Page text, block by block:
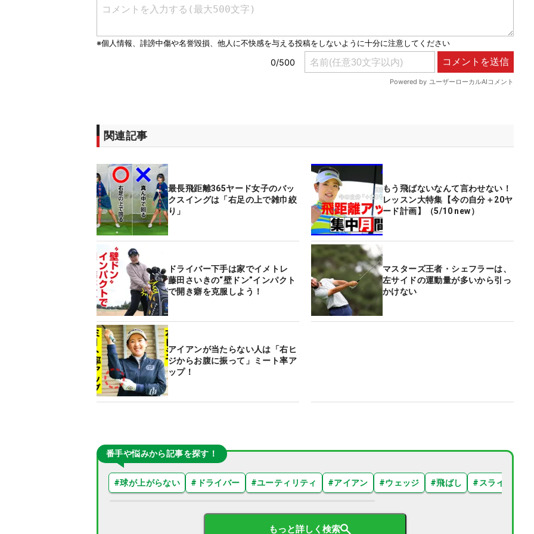
関連記事
最長飛距離365ヤード女子のバッ
クスイングは「右足の上で雑巾絞
り」
もう飛ばないなんて言わせない！
レッスン大特集【今の自分＋20ヤ
ード計画】（5/10 new）
ドライバー下手は家でイメトレ
藤田さいきの“壁ドン”インパクト
で開き癖を克服しよう！
マスターズ王者・シェフラーは、
左サイドの運動量が多いから引っ
かけない
アイアンが当たらない人は「右ヒ
ジからお腹に振って」ミート率ア
ップ！
番手や悩みから記事を探す！
#球が上がらない # ドライバー #ユーティリティ #アイアン #ウェッジ #飛ばし # スライス
もっと詳しく検索